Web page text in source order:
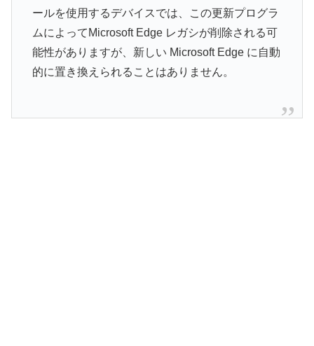
ールを使用するデバイスでは、この更新プログラ
ムによってMicrosoft Edge レガシが削除される可
能性がありますが、新しい Microsoft Edge に自動
的に置き換えられることはありません。